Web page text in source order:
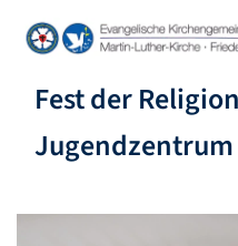
Fest der
Jugendzentrum